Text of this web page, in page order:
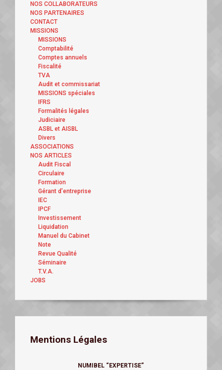
NOS COLLABORATEURS
NOS PARTENAIRES
CONTACT
MISSIONS
MISSIONS
Comptabilité
Comptes annuels
Fiscalité
TVA
Audit et commissariat
MISSIONS spéciales
IFRS
Formalités légales
Judiciaire
ASBL et AISBL
Divers
ASSOCIATIONS
NOS ARTICLES
Audit Fiscal
Circulaire
Formation
Gérant d’entreprise
IEC
IPCF
Investissement
Liquidation
Manuel du Cabinet
Note
Revue Qualité
Séminaire
T.V.A.
JOBS
Mentions Légales
NUMIBEL “EXPERTISE”